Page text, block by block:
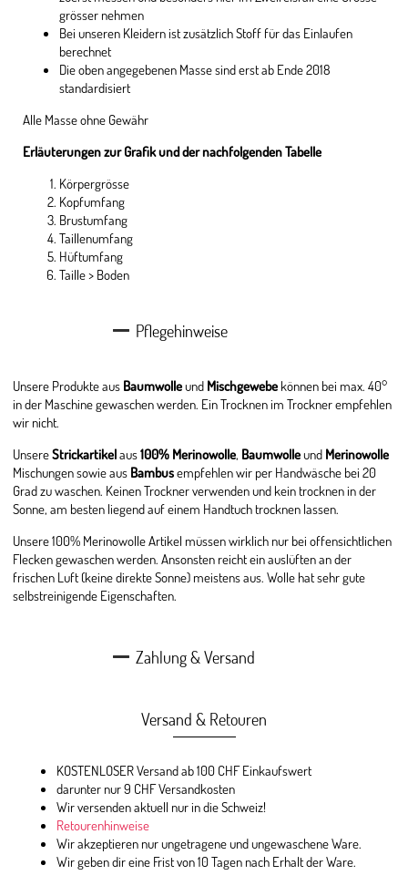
grösser nehmen
Bei unseren Kleidern ist zusätzlich Stoff für das Einlaufen
berechnet
Die oben angegebenen Masse sind erst ab Ende 2018
standardisiert
Alle Masse ohne Gewähr
Erläuterungen zur Grafik und der nachfolgenden Tabelle
Körpergrösse
Kopfumfang
Brustumfang
Taillenumfang
Hüftumfang
Taille > Boden
Pflegehinweise
Unsere Produkte aus Baumwolleund Mischgewebe können bei max. 40°
in der Maschine gewaschen werden. Ein Trocknen im Trockner empfehlen
wir nicht.
UnsereStrickartikelaus100% Merinowolle, Baumwolleund Merinowolle
Mischungen sowie aus Bambusempfehlen wir per Handwäsche bei 20
Grad zu waschen. Keinen Trockner verwenden und kein trocknen in der
Sonne, am besten liegend auf einem Handtuch trocknen lassen.
Unsere 100% Merinowolle Artikel müssen wirklich nur bei offensichtlichen
Flecken gewaschen werden. Ansonsten reicht ein auslüften an der
frischen Luft (keine direkte Sonne) meistens aus. Wolle hat sehr gute
selbstreinigende Eigenschaften.
Zahlung & Versand
Versand & Retouren
KOSTENLOSER Versand ab 100 CHF Einkaufswert
darunter nur 9 CHF Versandkosten
Wir versenden aktuell nur in die Schweiz!
Retourenhinweise
Wir akzeptieren nur ungetragene und ungewaschene Ware.
Wir geben dir eine Frist von 10 Tagen nach Erhalt der Ware.